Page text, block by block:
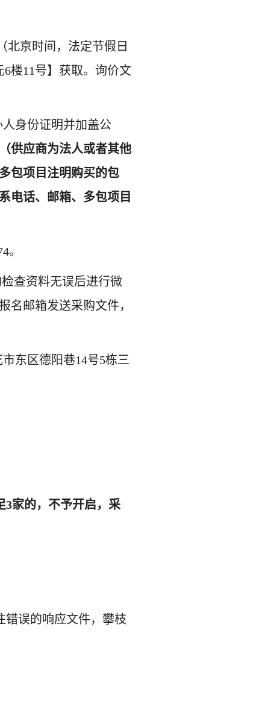
北京时间，法定节假日
6楼11号】获取。 询价文
身份证明并加盖公
（供应商为法人或者其他
包项目注明购买的包
电话、邮箱、多包项目
。
检查资料无误后进行微
名邮箱发送采购文件，
市东区德阳巷14号5栋三
3家的，不予开启，采
误的响应文件， 攀枝